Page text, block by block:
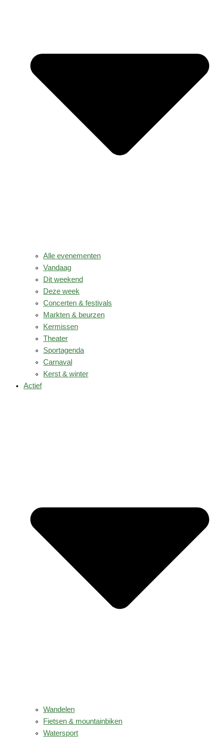
Alle evenementen
Vandaag
Dit weekend
Deze week
Concerten & festivals
Markten & beurzen
Kermissen
Theater
Sportagenda
Carnaval
Kerst & winter
Actief
Wandelen
Fietsen & mountainbiken
Watersport